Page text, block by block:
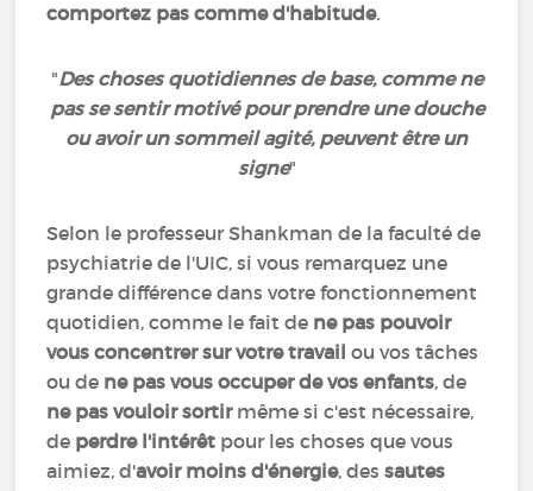
comportez pas comme d'habitude.
"Des choses quotidiennes de base, comme ne
pas se sentir motivé pour prendre une douche
ou avoir un sommeil agité, peuvent être un
signe"
Selon le professeur Shankman de la faculté de
psychiatrie de l'UIC, si vous remarquez une
grande différence dans votre fonctionnement
quotidien, comme le fait de ne pas pouvoir
vous concentrer sur votre travail ou vos tâches
ou de ne pas vous occuper de vos enfants, de
ne pas vouloir sortirmême si c'est nécessaire,
de perdre l'intérêt pour les choses que vous
aimiez, d'avoir moins d'énergie, dessautes